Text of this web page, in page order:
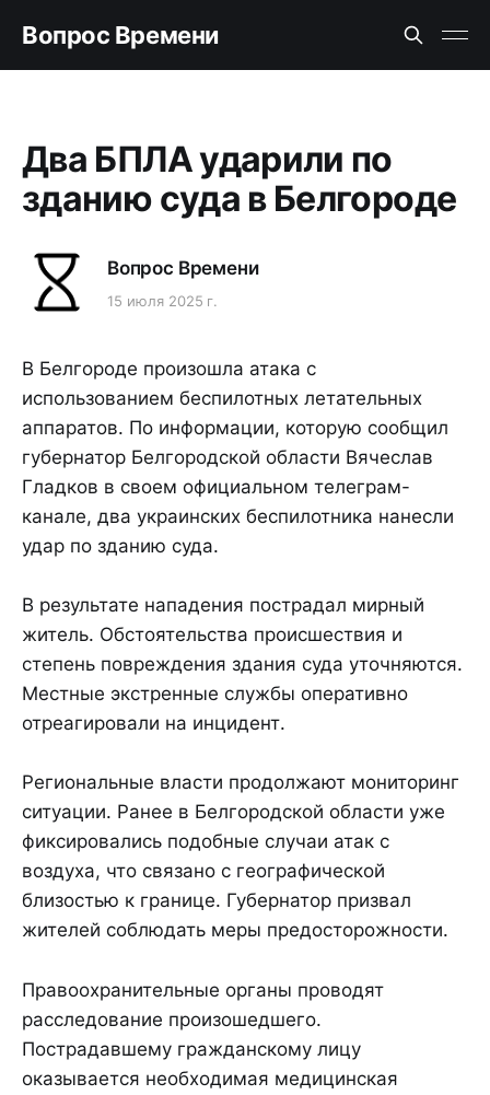
Вопрос Времени
Два БПЛА ударили по
зданию суда в Белгороде
Вопрос Времени
15 июля 2025 г.
В Белгороде произошла атака с
использованием беспилотных летательных
аппаратов. По информации, которую сообщил
губернатор Белгородской области Вячеслав
Гладков в своем официальном телеграм-
канале, два украинских беспилотника нанесли
удар по зданию суда.
В результате нападения пострадал мирный
житель. Обстоятельства происшествия и
степень повреждения здания суда уточняются.
Местные экстренные службы оперативно
отреагировали на инцидент.
Региональные власти продолжают мониторинг
ситуации. Ранее в Белгородской области уже
фиксировались подобные случаи атак с
воздуха, что связано с географической
близостью к границе. Губернатор призвал
жителей соблюдать меры предосторожности.
Правоохранительные органы проводят
расследование произошедшего.
Пострадавшему гражданскому лицу
оказывается необходимая медицинская